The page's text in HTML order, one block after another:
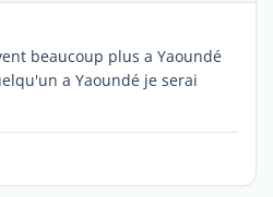
beaucoup plus a Yaoundé
a Yaoundé je serai